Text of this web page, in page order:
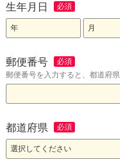
生年月日
郵便番号
郵便番号を入力すると、都道府
都道府県